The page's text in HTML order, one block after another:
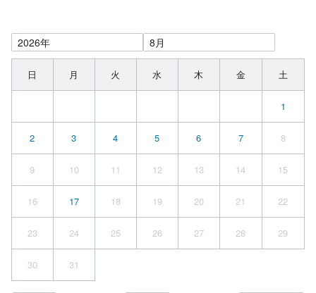
日 月 火 水 木 金 土
1
2 3 4 5 6 7 8
9 10 11 12 13 14 15
16 17 18 19 20 21 22
23 24 25 26 27 28 29
30 31